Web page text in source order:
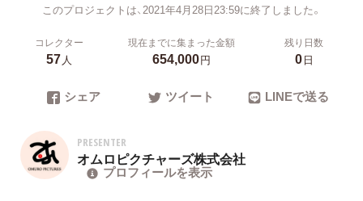
このプロジェクトは、2021年4月28日23:59に終了しました。
コレクター
57人
現在までに集まった金額
654,000円
残り日数
0日
シェア ツイート LINEで送る
PRESENTER
オムロピクチャーズ株式会社
プロフィールを表示